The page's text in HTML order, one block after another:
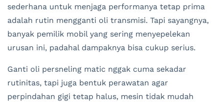
sederhana untuk menjaga performanya tetap prima
adalah rutin mengganti oli transmisi. Tapi sayangnya,
banyak pemilik mobil yang sering menyepelekan
urusan ini, padahal dampaknya bisa cukup serius.
Ganti oli persneling matic nggak cuma sekadar
rutinitas, tapi juga bentuk perawatan agar
perpindahan gigi tetap halus, mesin tidak mudah